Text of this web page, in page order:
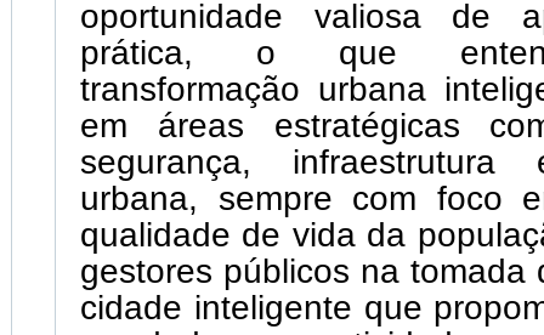
oportunidade valiosa de
prática, o que
transformação urbana
em áreas estratégicas
segurança, infraestrutura
urbana, sempre com foco
qualidade de vida da
gestores públicos na tomada
cidade inteligente que